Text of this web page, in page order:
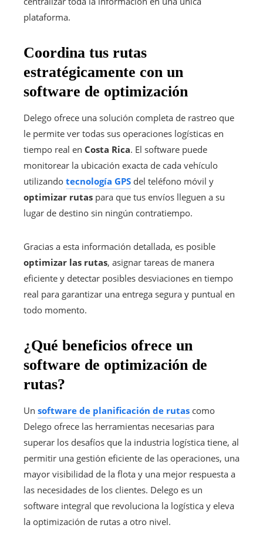
plataforma.
Coordina tus rutas
estratégicamente con un
software de optimización
Delego ofrece una solución completa de rastreo que
le permite ver todas sus operaciones logísticas en
tiempo real en Costa Rica. El software puede
monitorear la ubicación exacta de cada vehículo
utilizando tecnología GPS del teléfono móvil y
optimizar rutas para que tus envíos lleguen a su
lugar de destino sin ningún contratiempo.
Gracias a esta información detallada, es posible
optimizar las rutas, asignar tareas de manera
eficiente y detectar posibles desviaciones en tiempo
real para garantizar una entrega segura y puntual en
todo momento.
¿Qué beneficios ofrece un
software de optimización de
rutas?
Un software de planificación de rutas como
Delego ofrece las herramientas necesarias para
superar los desafíos que la industria logística tiene, al
permitir una gestión eficiente de las operaciones, una
mayor visibilidad de la flota y una mejor respuesta a
las necesidades de los clientes. Delego es un
software integral que revoluciona la logística y eleva
la optimización de rutas a otro nivel.